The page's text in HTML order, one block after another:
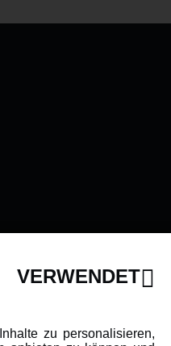
zu personalisieren,